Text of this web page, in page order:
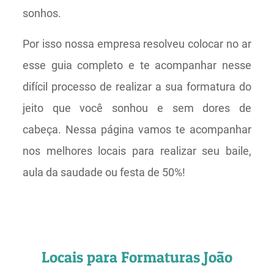
sonhos.
Por isso nossa empresa resolveu colocar no ar
esse guia completo e te acompanhar nesse
difícil processo de realizar a sua formatura do
jeito que você sonhou e sem dores de
cabeça. Nessa página vamos te acompanhar
nos melhores locais para realizar seu baile,
aula da saudade ou festa de 50%!
Locais para Formaturas João